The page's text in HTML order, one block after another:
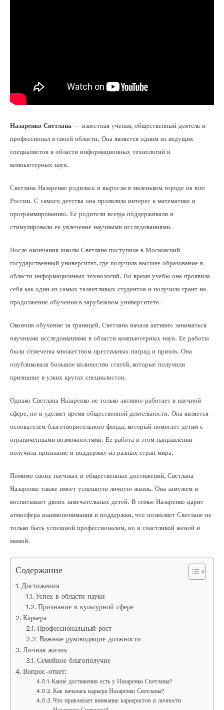
Назаренко Светлана — известная ученая, общественный деятель и
профессионал в своей области. Она является одним из ведущих
специалистов в области информационных технологий и
компьютерных наук.
Светлана Назаренко родилась и выросла в маленьком городе на юге
России. С самого детства она проявляла интерес к математике и
программированию. Ее родители всегда поддерживали и
стимулировали ее увлечение научными исследованиями.
После окончания школы Светлана поступила в Московский
государственный университет, где получила высшее образование в
области информационных технологий. Во время учебы она проявила
себя как один из самых талантливых студентов и получила грант на
продолжение обучения в зарубежном университете.
Окончив обучение за границей, Светлана начала активно заниматься
научными исследованиями в области компьютерных наук. Ее работы
были отмечены множеством престижных наград и призов. Она
опубликовала большое количество статей, которые получили
признание в узких кругах специалистов.
Однако Светлана Назаренко не только активно работает в научной
сфере, но и уделяет время общественной деятельности. Она является
основателем благотворительного фонда, который помогает детям с
ограниченными возможностями. Ее работа в этом направлении
получила признание и поддержку из разных стран мира.
Помимо своих научных и общественных достижений, Светлана
Назаренко также имеет успешную личную жизнь. Она замужем и
воспитывает двоих замечательных детей. В семье Назаренко царит
атмосфера взаимопонимания и поддержки, что позволяет Светлане не
только быть успешной профессионалом, но и счастливой женой и
мамой.
Содержание
Достижения
Успех в области науки
Признание в культурной сфере
Карьера
Профессиональный рост
Важные руководящие должности
Личная жизнь
Семейное благополучие
Вопрос-ответ:
Какие достижения есть у Назаренко Светланы?
Как началась карьера Назаренко Светланы?
Что привлекает внимание карьеристов в личности